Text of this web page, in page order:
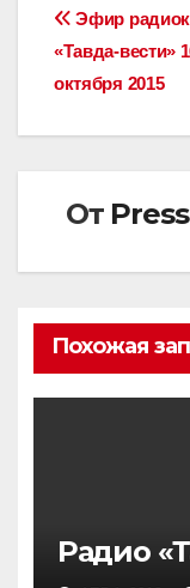
по
Эфир
«Тавда-вести»
октября 2015
От Press
Похожая
Радио